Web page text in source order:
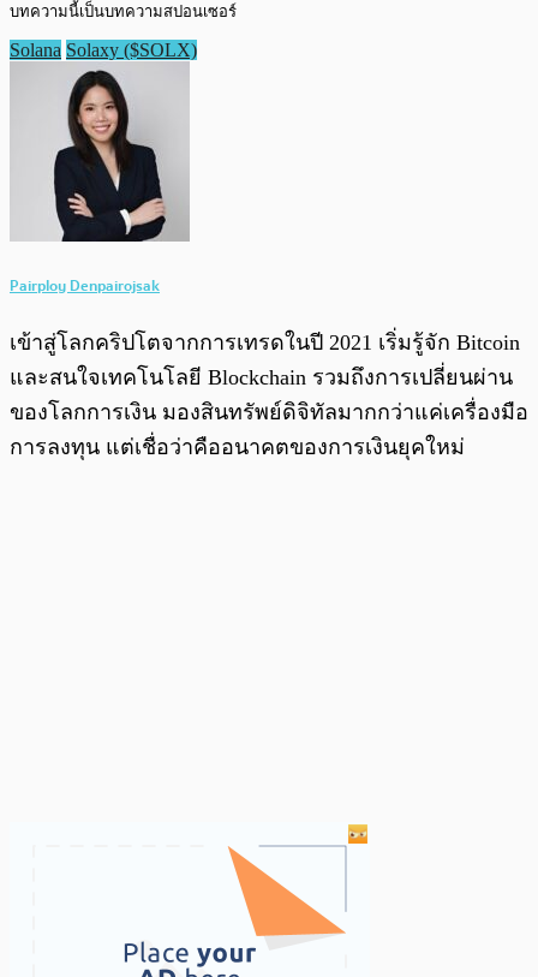
บทความนี้เป็นบทความสปอนเซอร์
Solana Solaxy ($SOLX)
Pairploy Denpairojsak
เข้าสู่โลกคริปโตจากการเทรดในปี 2021 เริ่มรู้จัก Bitcoin
และสนใจเทคโนโลยี Blockchain รวมถึงการเปลี่ยนผ่าน
ของโลกการเงิน มองสินทรัพย์ดิจิทัลมากกว่าแค่เครื่องมือ
การลงทุน แต่เชื่อว่าคืออนาคตของการเงินยุคใหม่